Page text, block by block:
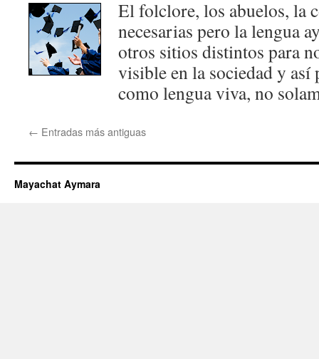
El folclore, los abuelos, la
necesarias pero la lengua
otros sitios distintos para
visible en la sociedad y
como lengua viva, no
← Entradas más antiguas
Mayachat Aymara